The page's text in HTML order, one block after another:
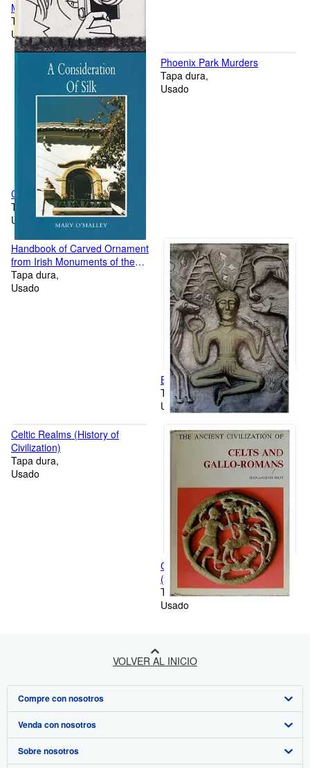
Mrs. Eckdorf in O'Neill's Hotel
Tapa dura
Usado
Consideration of Silk
Tapa blanda
Usado
Phoenix Park Murders
Tapa dura
Usado
Handbook of Carved Ornament
from Irish Monuments of the
Christian Period.
Tapa dura
Usado
Early Celtic Art
Tapa dura
Usado
Celtic Realms (History of
Civilization)
Tapa dura
Usado
Celts and Gallo-Romans
(Ancient Civilizations)
Tapa dura
Usado
VOLVER AL INICIO
Compre con nosotros
Búsqueda avanzada
Colecciones
Venda con nosotros
Comenzar a vender
Sobre nosotros